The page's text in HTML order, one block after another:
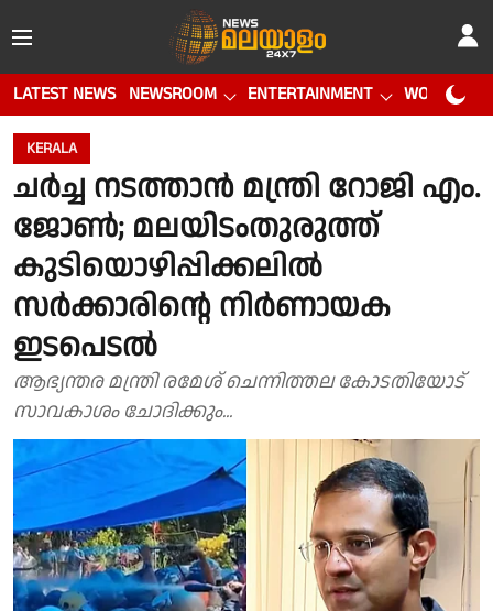
LATEST NEWS NEWSROOM ENTERTAINMENT WORLD CUP
KERALA
ചർച്ച നടത്താൻ മന്ത്രി റോജി എം.
ജോൺ; മലയിടംതുരുത്ത്
കുടിയൊഴിപ്പിക്കലിൽ
സർക്കാരിൻ്റെ നിർണായക
ഇടപെടൽ
ആഭ്യന്തര മന്ത്രി രമേശ് ചെന്നിത്തല കോടതിയോട്
സാവകാശം ചോദിക്കും...